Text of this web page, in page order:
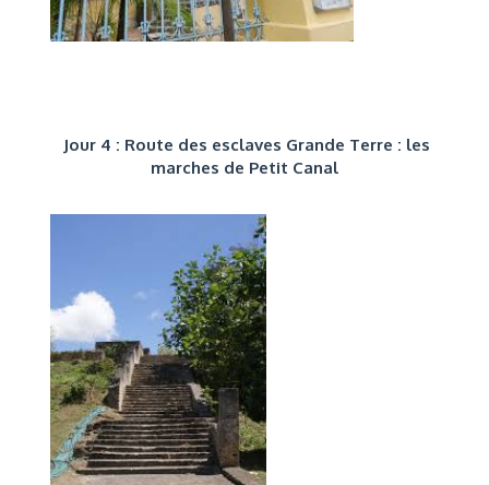
Jour 4 : Route des esclaves Grande Terre : les
marches de Petit Canal